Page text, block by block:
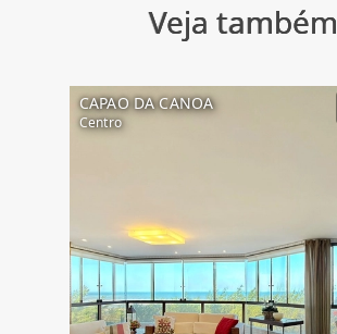
Veja também
CAPAO DA CANOA
Centro